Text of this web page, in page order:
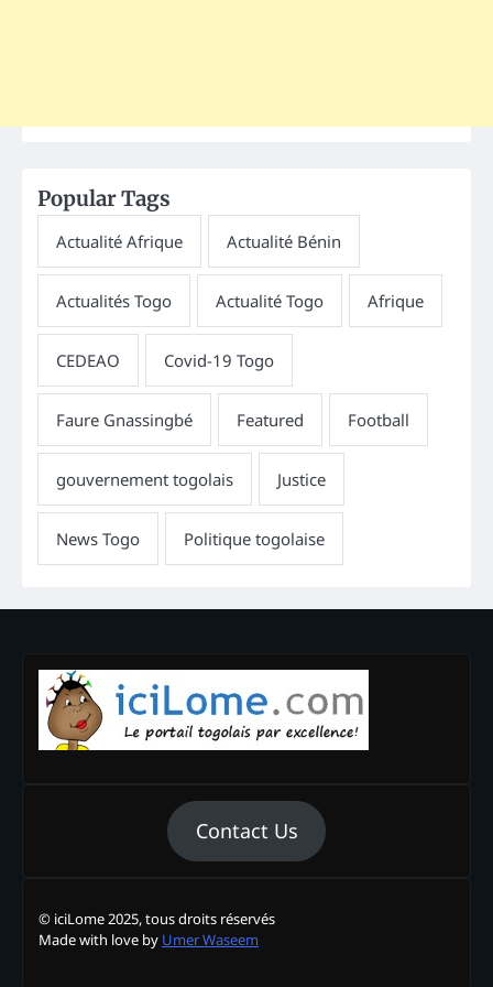
Popular Tags
Contact Us
© iciLome 2025, tous droits réservés
Made with love by Umer Waseem